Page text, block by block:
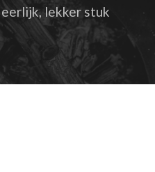
lekker stuk